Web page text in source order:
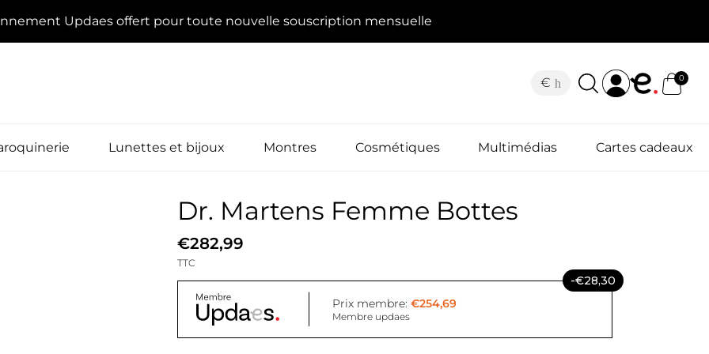
Updaes offert pour toute nouvelle souscription mensuelle
€ 0
Lunettes et bijoux Montres Cosmétiques Multimédias Cartes cadeaux
Dr. Martens Femme Bottes
€282,99
TTC
-€28,30
Prix membre: €254,69
Membre updaes